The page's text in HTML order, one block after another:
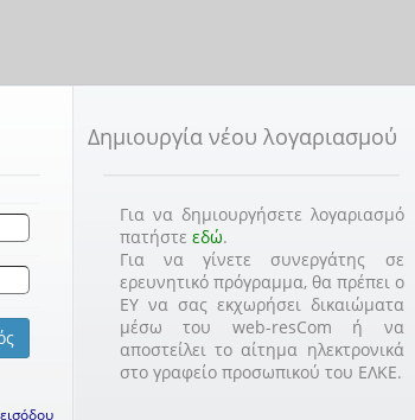
Δημιουργία νέου λογαριασμού
Για να δημιουργήσετε λογαριασμό
πατήστε εδώ.
Για να γίνετε συνεργάτης σε
ερευνητικό πρόγραμμα, θα πρέπει ο
ΕΥ να σας εκχωρήσει δικαιώματα
μέσω του web-resCom ή να
αποστείλει το αίτημα ηλεκτρονικά
στο γραφείο προσωπικού του ΕΛΚΕ.